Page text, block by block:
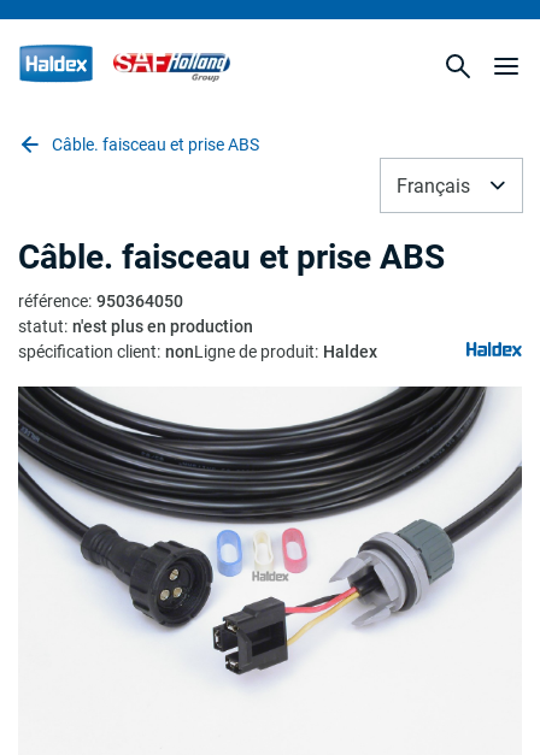
Câble. faisceau et prise ABS
Français
Câble. faisceau et prise ABS
référence: 950364050
statut: n'est plus en production
spécification client: nonLigne de produit: Haldex